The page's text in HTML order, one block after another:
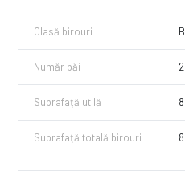
* Se percepe comision agentie
Clasă birouri B
Număr băi 2
Suprafață utilă
Suprafață totală birouri